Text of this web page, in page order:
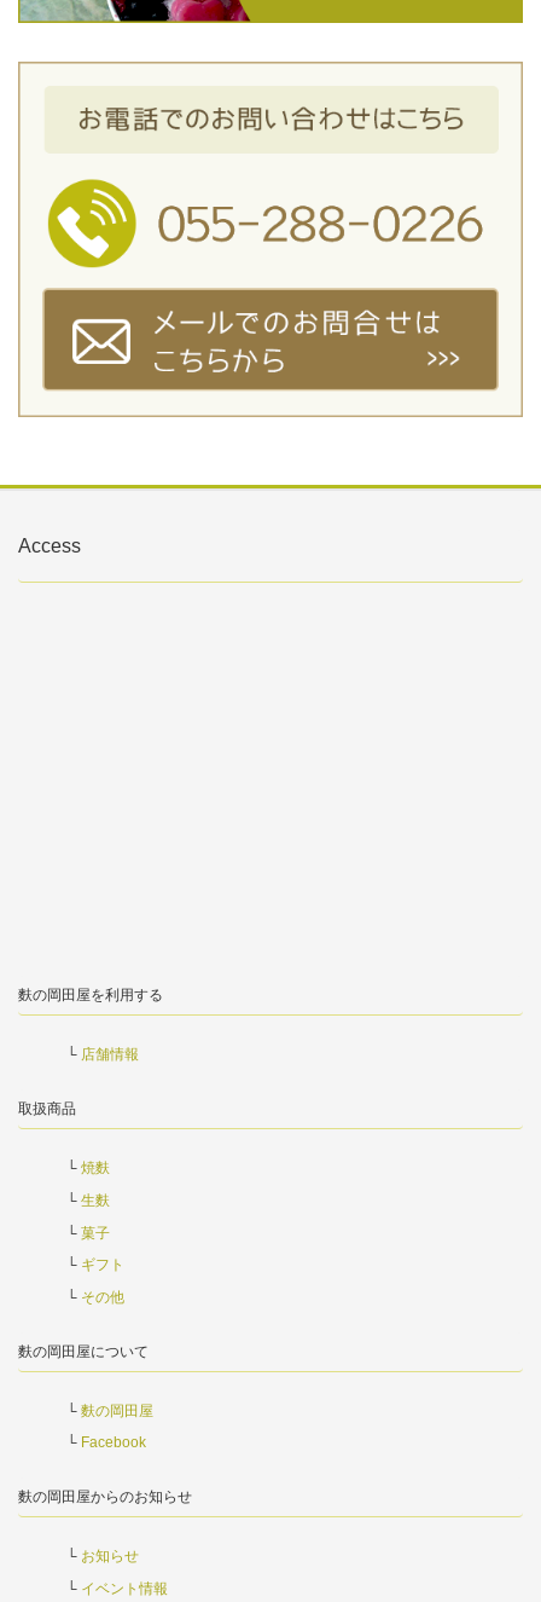
Access
麩の岡田屋を利用する
店舗情報
取扱商品
焼麩
生麩
菓子
ギフト
その他
麩の岡田屋について
麩の岡田屋
Facebook
麩の岡田屋からのお知らせ
お知らせ
イベント情報